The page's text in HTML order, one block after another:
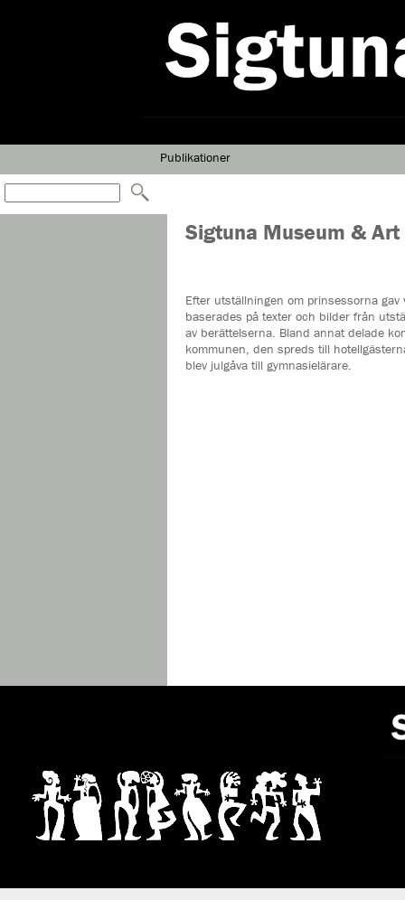
Publikationer
Sigtuna Museum & Art
Efter utställningen om prinsessorna
baserades på texter och bilder från
av berättelserna. Bland annat delade
kommunen, den spreds till
blev julgåva till gymnasielärare.